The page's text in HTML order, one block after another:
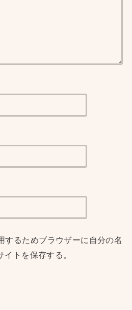
するためブラウザーに自分の名
トを保存する。